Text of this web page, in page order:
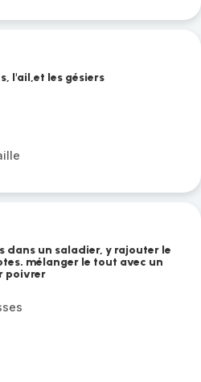
l'ail,et les gésiers
dans un saladier, y rajouter le
mélanger le tout avec un
poivrer